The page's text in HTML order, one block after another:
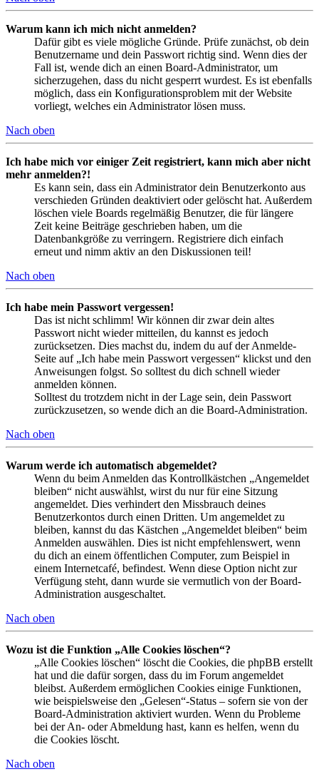
Warum kann ich mich nicht anmelden?
Dafür gibt es viele mögliche Gründe. Prüfe zunächst, ob dein
Benutzername und dein Passwort richtig sind. Wenn dies der
Fall ist, wende dich an einen Board-Administrator, um
sicherzugehen, dass du nicht gesperrt wurdest. Es ist ebenfalls
möglich, dass ein Konfigurationsproblem mit der Website
vorliegt, welches ein Administrator lösen muss.
Nach oben
Ich habe mich vor einiger Zeit registriert, kann mich aber nicht
mehr anmelden?!
Es kann sein, dass ein Administrator dein Benutzerkonto aus
verschieden Gründen deaktiviert oder gelöscht hat. Außerdem
löschen viele Boards regelmäßig Benutzer, die für längere
Zeit keine Beiträge geschrieben haben, um die
Datenbankgröße zu verringern. Registriere dich einfach
erneut und nimm aktiv an den Diskussionen teil!
Nach oben
Ich habe mein Passwort vergessen!
Das ist nicht schlimm! Wir können dir zwar dein altes
Passwort nicht wieder mitteilen, du kannst es jedoch
zurücksetzen. Dies machst du, indem du auf der Anmelde-
Seite auf „Ich habe mein Passwort vergessen“ klickst und den
Anweisungen folgst. So solltest du dich schnell wieder
anmelden können.
Solltest du trotzdem nicht in der Lage sein, dein Passwort
zurückzusetzen, so wende dich an die Board-Administration.
Nach oben
Warum werde ich automatisch abgemeldet?
Wenn du beim Anmelden das Kontrollkästchen „Angemeldet
bleiben“ nicht auswählst, wirst du nur für eine Sitzung
angemeldet. Dies verhindert den Missbrauch deines
Benutzerkontos durch einen Dritten. Um angemeldet zu
bleiben, kannst du das Kästchen „Angemeldet bleiben“ beim
Anmelden auswählen. Dies ist nicht empfehlenswert, wenn
du dich an einem öffentlichen Computer, zum Beispiel in
einem Internetcafé, befindest. Wenn diese Option nicht zur
Verfügung steht, dann wurde sie vermutlich von der Board-
Administration ausgeschaltet.
Nach oben
Wozu ist die Funktion „Alle Cookies löschen“?
„Alle Cookies löschen“ löscht die Cookies, die phpBB erstellt
hat und die dafür sorgen, dass du im Forum angemeldet
bleibst. Außerdem ermöglichen Cookies einige Funktionen,
wie beispielsweise den „Gelesen“-Status – sofern sie von der
Board-Administration aktiviert wurden. Wenn du Probleme
bei der An- oder Abmeldung hast, kann es helfen, wenn du
die Cookies löscht.
Nach oben